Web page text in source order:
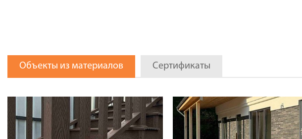
Объекты из материалов Сертификаты